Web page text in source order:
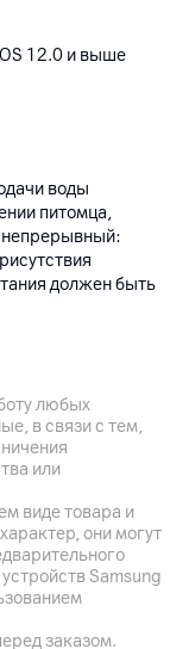
12.0 и выше
воды
питомца,
непрерывный:
должен быть
к.2, 220090,
любых
в связи с тем,
или
виде товара и
они могут
Samsung
заказом.